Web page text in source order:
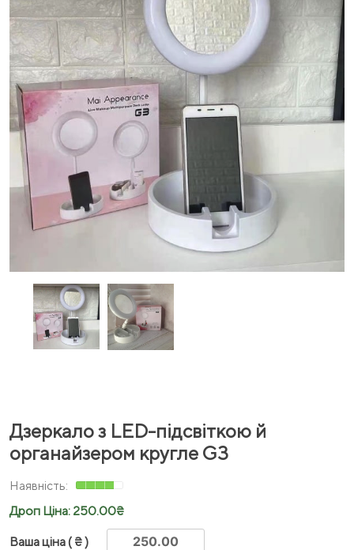
Дзеркало з LED-підсвіткою й
органайзером кругле G3
Дроп Ціна: 250.00₴
Ваша ціна( ₴ )